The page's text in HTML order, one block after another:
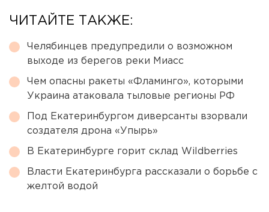
ЧИТАЙТЕ ТАКЖЕ:
Челябинцев предупредили о возможном
выходе из берегов реки Миасс
Чем опасны ракеты «Фламинго», которыми
Украина атаковала тыловые регионы РФ
Под Екатеринбургом диверсанты взорвали
создателя дрона «Упырь»
В Екатеринбурге горит склад Wildberries
Власти Екатеринбурга рассказали о борьбе с
желтой водой